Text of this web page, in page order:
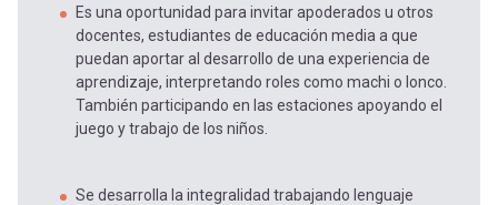
Es una oportunidad para invitar apoderados u otros
docentes, estudiantes de educación media a que
puedan aportar al desarrollo de una experiencia de
aprendizaje, interpretando roles como machi o lonco.
También participando en las estaciones apoyando el
juego y trabajo de los niños.
Se desarrolla la integralidad trabajando lenguaje